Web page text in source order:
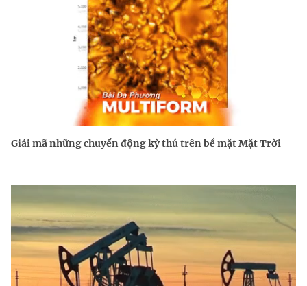
Giải mã những chuyển động kỳ thú trên bề mặt Mặt Trời